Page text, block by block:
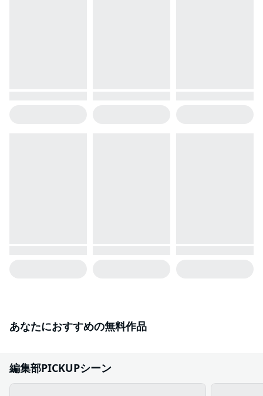
あなたにおすすめの無料作品
編集部PICKUPシーン